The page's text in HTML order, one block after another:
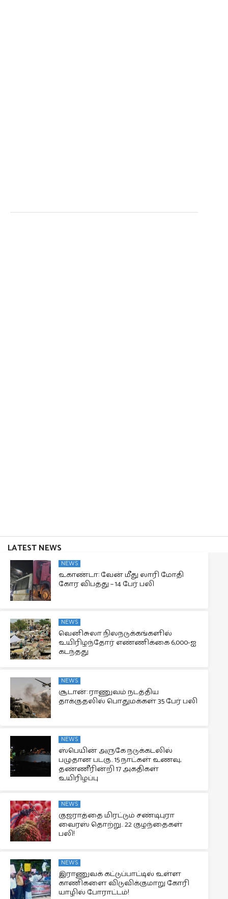
LATEST NEWS
NEWS
உகாண்டா: வேன் மீது லாரி மோதி
கோர விபத்து – 14 பேர் பலி
NEWS
வெனிசுலா நிலநடுக்கங்களில்
உயிரிழந்தோர் எண்ணிக்கை 6,000-ஐ
கடந்தது
NEWS
சூடான்: ராணுவம் நடத்திய
தாக்குதலில் பொதுமக்கள் 35 பேர் பலி
NEWS
ஸ்பெயின் அருகே நடுக்கடலில்
பழுதான படகு.. 15 நாட்கள் உணவு,
தண்ணீரின்றி 17 அகதிகள்
உயிரிழப்பு
NEWS
குஜராத்தை மிரட்டும் சண்டிபுரா
வைரஸ் தொற்று.. 22 குழந்தைகள்
பலி!
NEWS
இராணுவக் கட்டுப்பாட்டில் உள்ள
காணிகளை விடுவிக்குமாறு கோரி
யாழில் போராட்டம்!